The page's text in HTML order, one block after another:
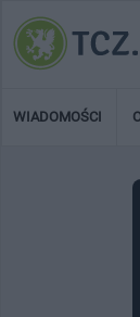
WIADOMOŚCI